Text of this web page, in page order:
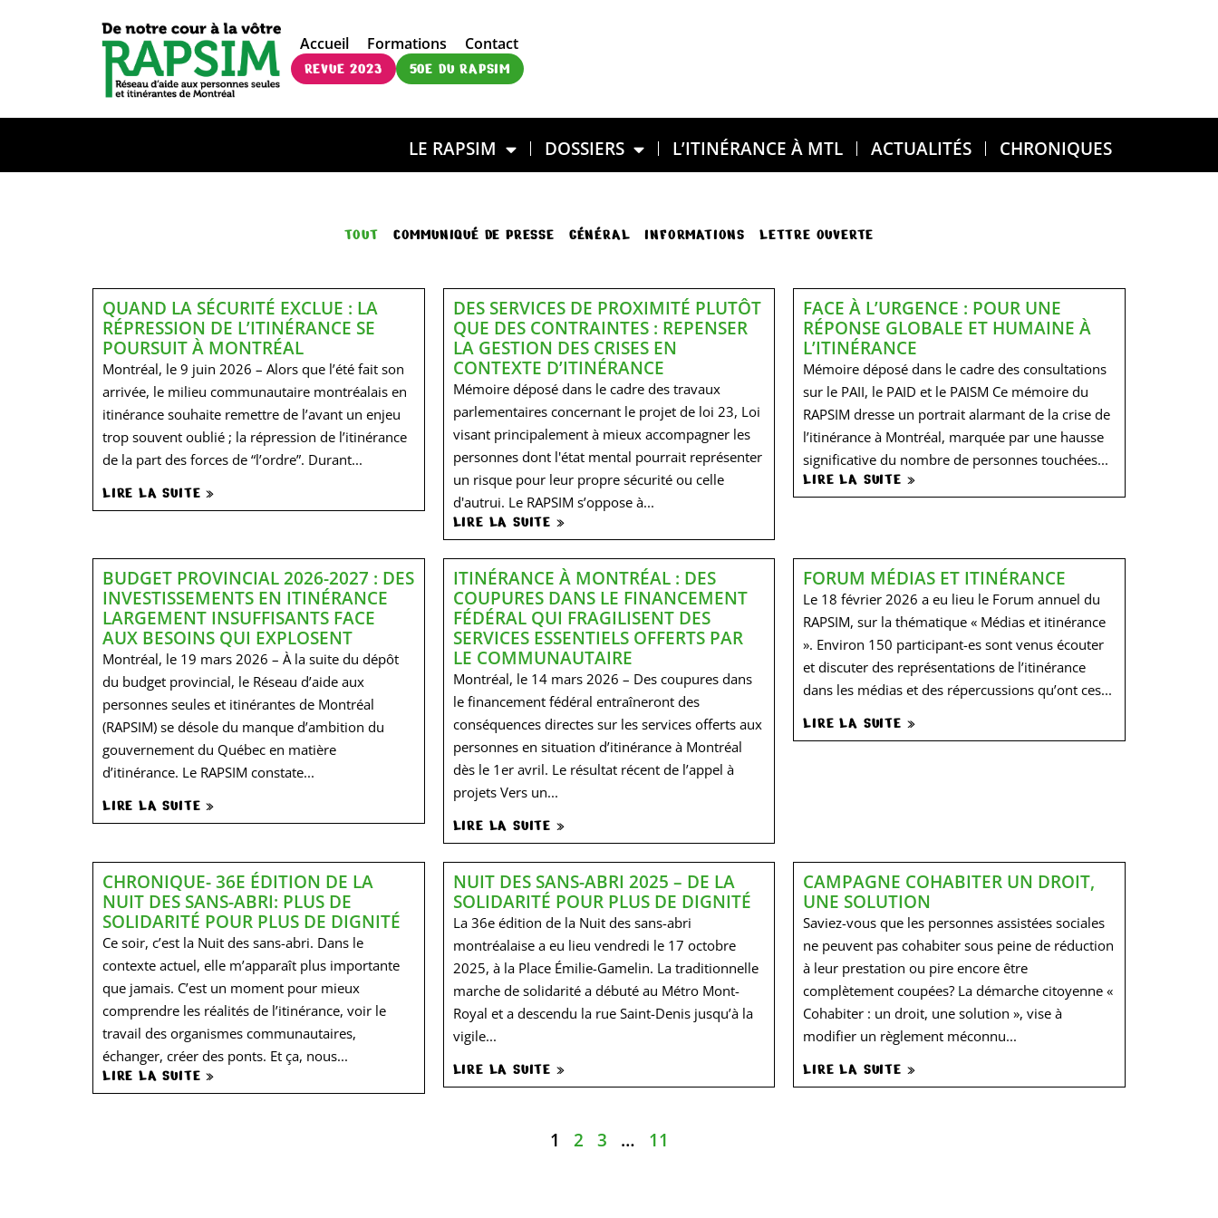
Accueil Formations
Contact
REVUE 2023
50E DU RAPSIM
LE RAPSIM DOSSIERS L’ITINÉRANCE À MTL ACTUALITÉS CHRONIQUES
COMMUNIQUÉ DE PRESSE GÉNÉRAL INFORMATIONS LETTRE OUVERTE
TOUT
QUAND LA SÉCURITÉ EXCLUE : LA
RÉPRESSION DE L’ITINÉRANCE SE
POURSUIT À MONTRÉAL
Montréal, le 9 juin 2026 – Alors que l’été fait son
arrivée, le milieu communautaire montréalais en
itinérance souhaite remettre de l’avant un enjeu
trop souvent oublié ; la répression de l’itinérance
de la part des forces de “l’ordre”. Durant...
LIRE LA SUITE »
DES SERVICES DE PROXIMITÉ PLUTÔT
QUE DES CONTRAINTES : REPENSER
LA GESTION DES CRISES EN
CONTEXTE D’ITINÉRANCE
Mémoire déposé dans le cadre des travaux
parlementaires concernant le projet de loi 23, Loi
visant principalement à mieux accompagner les
personnes dont l'état mental pourrait représenter
un risque pour leur propre sécurité ou celle
d'autrui. Le RAPSIM s’oppose à...
LIRE LA SUITE »
FACE À L’URGENCE : POUR UNE
RÉPONSE GLOBALE ET HUMAINE À
L’ITINÉRANCE
Mémoire déposé dans le cadre des consultations
sur le PAII, le PAID et le PAISM Ce mémoire du
RAPSIM dresse un portrait alarmant de la crise de
l’itinérance à Montréal, marquée par une hausse
significative du nombre de personnes touchées...
LIRE LA SUITE »
BUDGET PROVINCIAL 2026-2027 : DES
INVESTISSEMENTS EN ITINÉRANCE
LARGEMENT INSUFFISANTS FACE
AUX BESOINS QUI EXPLOSENT
Montréal, le 19 mars 2026 – À la suite du dépôt
du budget provincial, le Réseau d’aide aux
personnes seules et itinérantes de Montréal
(RAPSIM) se désole du manque d’ambition du
gouvernement du Québec en matière
d’itinérance. Le RAPSIM constate...
LIRE LA SUITE »
ITINÉRANCE À MONTRÉAL : DES
COUPURES DANS LE FINANCEMENT
FÉDÉRAL QUI FRAGILISENT DES
SERVICES ESSENTIELS OFFERTS PAR
LE COMMUNAUTAIRE
Montréal, le 14 mars 2026 – Des coupures dans
le financement fédéral entraîneront des
conséquences directes sur les services offerts aux
personnes en situation d’itinérance à Montréal
dès le 1er avril. Le résultat récent de l’appel à
projets Vers un...
LIRE LA SUITE »
FORUM MÉDIAS ET ITINÉRANCE
Le 18 février 2026 a eu lieu le Forum annuel du
RAPSIM, sur la thématique « Médias et itinérance
». Environ 150 participant-es sont venus écouter
et discuter des représentations de l’itinérance
dans les médias et des répercussions qu’ont ces...
LIRE LA SUITE »
CHRONIQUE- 36E ÉDITION DE LA
NUIT DES SANS-ABRI: PLUS DE
SOLIDARITÉ POUR PLUS DE DIGNITÉ
Ce soir, c’est la Nuit des sans-abri. Dans le
contexte actuel, elle m’apparaît plus importante
que jamais. C’est un moment pour mieux
comprendre les réalités de l’itinérance, voir le
travail des organismes communautaires,
échanger, créer des ponts. Et ça, nous...
LIRE LA SUITE »
NUIT DES SANS-ABRI 2025 – DE LA
SOLIDARITÉ POUR PLUS DE DIGNITÉ​
La 36e édition de la Nuit des sans-abri
montréalaise a eu lieu vendredi le 17 octobre
2025, à la Place Émilie-Gamelin. La traditionnelle
marche de solidarité a débuté au Métro Mont-
Royal et a descendu la rue Saint-Denis jusqu’à la
vigile...
LIRE LA SUITE »
CAMPAGNE COHABITER UN DROIT,
UNE SOLUTION
Saviez-vous que les personnes assistées sociales
ne peuvent pas cohabiter sous peine de réduction
à leur prestation ou pire encore être
complètement coupées? La démarche citoyenne «
Cohabiter : un droit, une solution », vise à
modifier un règlement méconnu...
LIRE LA SUITE »
1 2 3 … 11